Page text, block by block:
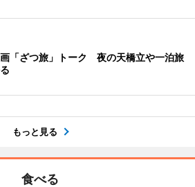
「ざつ旅」トーク 夜の天橋立や一泊旅
もっと見る
食べる